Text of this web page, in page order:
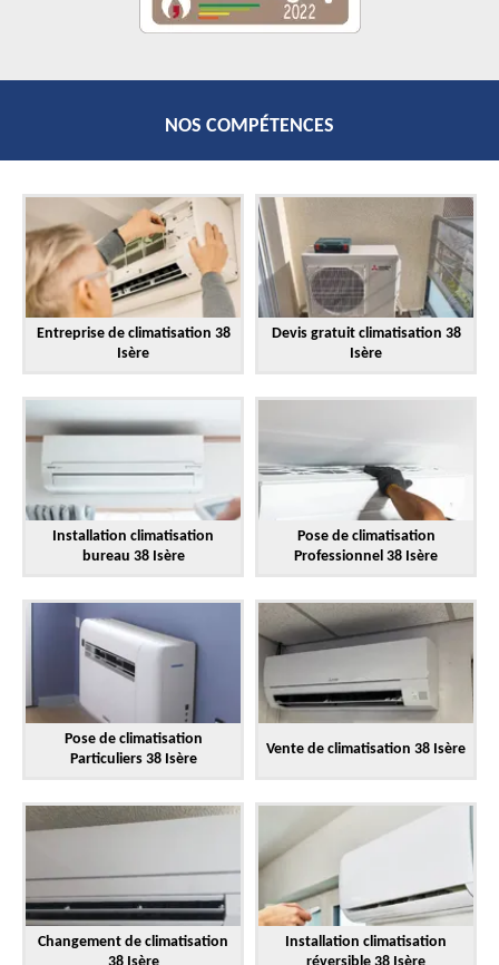
NOS COMPÉTENCES
Entreprise de climatisation 38
Isère
Devis gratuit climatisation 38
Isère
Installation climatisation
bureau 38 Isère
Pose de climatisation
Professionnel 38 Isère
Pose de climatisation
Particuliers 38 Isère
Vente de climatisation 38 Isère
Changement de climatisation
Installation climatisation